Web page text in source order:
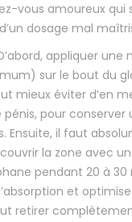
vous amoureux qui
dosage mal
appliquer une
sur le bout du
mieux éviter d’en
pour
Ensuite, il faut
la zone avec
pendant 20 à 30
et
retirer